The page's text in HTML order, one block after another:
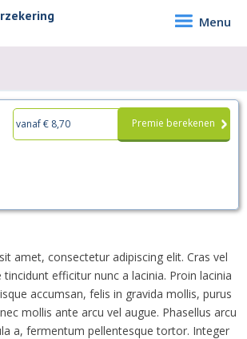
Menu
vanaf € 8,70 Premie berekenen
amet, consectetur adipiscing elit. Cras vel
tincidunt efficitur nunc a lacinia. Proin lacinia
accumsan, felis in gravida mollis, purus
mollis ante arcu vel augue. Phasellus arcu
a, fermentum pellentesque tortor. Integer